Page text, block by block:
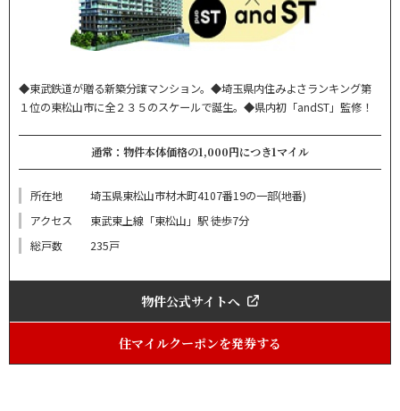
◆東武鉄道が贈る新築分譲マンション。◆埼玉県内住みよさランキング第
１位の東松山市に全２３５のスケールで誕生。◆県内初「andST」監修！
通常：物件本体価格の1,000円につき1マイル
所在地
埼玉県東松山市材木町4107番19の一部(地番)
アクセス
東武東上線「東松山」駅 徒歩7分
総戸数
235戸
物件公式サイトへ
住マイルクーポンを発券する